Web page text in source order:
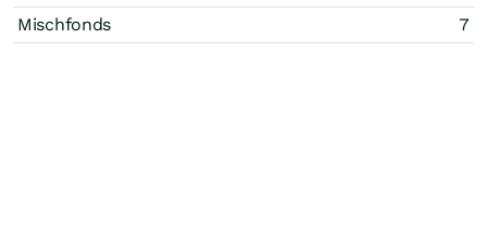
Mischfonds
7